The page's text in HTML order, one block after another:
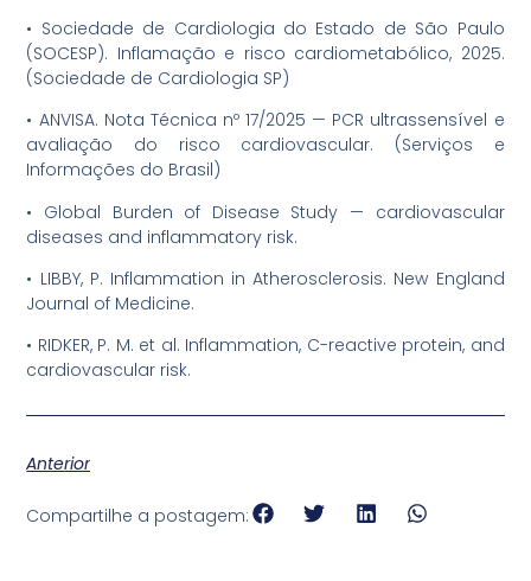
•⁠ ⁠Sociedade de Cardiologia do Estado de São Paulo
(SOCESP). Inflamação e risco cardiometabólico, 2025.
(Sociedade de Cardiologia SP)
•⁠ ⁠ANVISA. Nota Técnica nº 17/2025 — PCR ultrassensível e
avaliação do risco cardiovascular. (Serviços e
Informações do Brasil)
•⁠ ⁠Global Burden of Disease Study — cardiovascular
diseases and inflammatory risk.
•⁠ ⁠LIBBY, P. Inflammation in Atherosclerosis. New England
Journal of Medicine.
•⁠ ⁠RIDKER, P. M. et al. Inflammation, C-reactive protein, and
cardiovascular risk.
Anterior
Compartilhe a postagem: